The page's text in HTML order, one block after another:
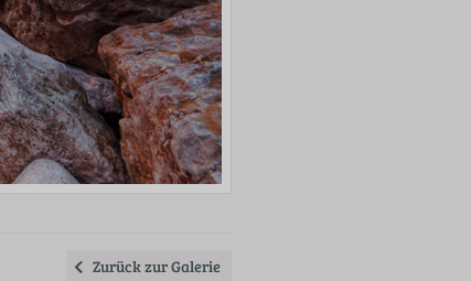
Zurück zur Galerie